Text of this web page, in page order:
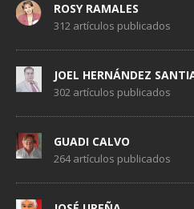
ROSY RAMALES
312 artículos publicados
JOEL HERNÁNDEZ
302 artículos publicados
GUADI CALVO
264 artículos publicados